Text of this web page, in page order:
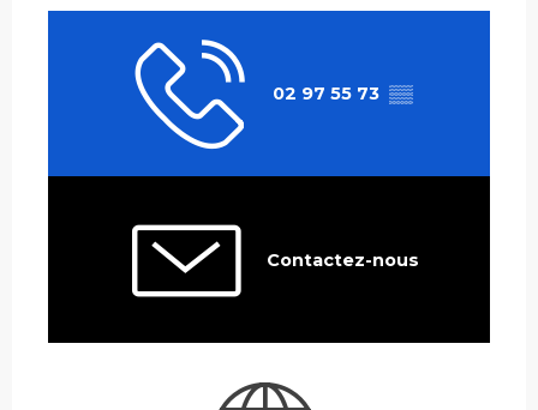
02 97 55 73 ▒▒
Contactez-nous